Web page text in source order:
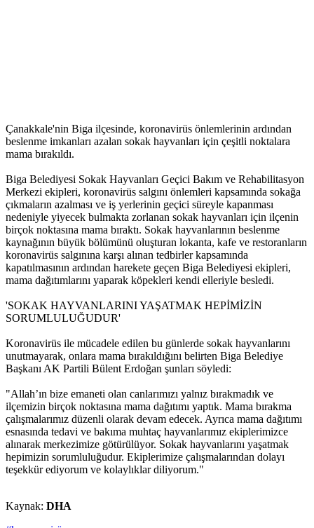
Çanakkale'nin Biga ilçesinde, koronavirüs önlemlerinin ardından
beslenme imkanları azalan sokak hayvanları için çeşitli noktalara
mama bırakıldı.
Biga Belediyesi Sokak Hayvanları Geçici Bakım ve Rehabilitasyon
Merkezi ekipleri, koronavirüs salgını önlemleri kapsamında sokağa
çıkmaların azalması ve iş yerlerinin geçici süreyle kapanması
nedeniyle yiyecek bulmakta zorlanan sokak hayvanları için ilçenin
birçok noktasına mama bıraktı. Sokak hayvanlarının beslenme
kaynağının büyük bölümünü oluşturan lokanta, kafe ve restoranların
koronavirüs salgınına karşı alınan tedbirler kapsamında
kapatılmasının ardından harekete geçen Biga Belediyesi ekipleri,
mama dağıtımlarını yaparak köpekleri kendi elleriyle besledi.
'SOKAK HAYVANLARINI YAŞATMAK HEPİMİZİN
SORUMLULUĞUDUR'
Koronavirüs ile mücadele edilen bu günlerde sokak hayvanlarını
unutmayarak, onlara mama bırakıldığını belirten Biga Belediye
Başkanı AK Partili Bülent Erdoğan şunları söyledi:
"Allah’ın bize emaneti olan canlarımızı yalnız bırakmadık ve
ilçemizin birçok noktasına mama dağıtımı yaptık. Mama bırakma
çalışmalarımız düzenli olarak devam edecek. Ayrıca mama dağıtımı
esnasında tedavi ve bakıma muhtaç hayvanlarımız ekiplerimizce
alınarak merkezimize götürülüyor. Sokak hayvanlarını yaşatmak
hepimizin sorumluluğudur. Ekiplerimize çalışmalarından dolayı
teşekkür ediyorum ve kolaylıklar diliyorum."
Kaynak: DHA